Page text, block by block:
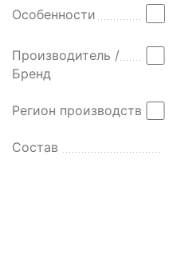
Особенности
Производитель /
Бренд
Регион производства
Состав